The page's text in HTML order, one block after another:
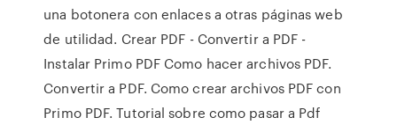
una botonera con enlaces a otras páginas web
de utilidad. Crear PDF - Convertir a PDF -
Instalar Primo PDF Como hacer archivos PDF.
Convertir a PDF. Como crear archivos PDF con
Primo PDF. Tutorial sobre como pasar a Pdf